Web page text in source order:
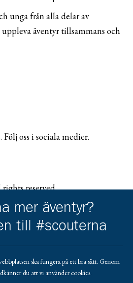
unga från alla delar av
äventyr tillsammans och
oss i sociala medier.
reserved.
mer äventyr?
till #scouterna
ska fungera på ett bra sätt. Genom
du att vi använder cookies.